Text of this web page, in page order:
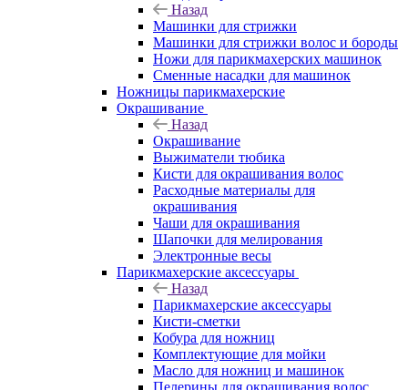
Назад
Машинки для стрижки
Машинки для стрижки волос и бороды
Ножи для парикмахерских машинок
Сменные насадки для машинок
Ножницы парикмахерские
Окрашивание
Назад
Окрашивание
Выжиматели тюбика
Кисти для окрашивания волос
Расходные материалы для
окрашивания
Чаши для окрашивания
Шапочки для мелирования
Электронные весы
Парикмахерские аксессуары
Назад
Парикмахерские аксессуары
Кисти-сметки
Кобура для ножниц
Комплектующие для мойки
Масло для ножниц и машинок
Пелерины для окрашивания волос